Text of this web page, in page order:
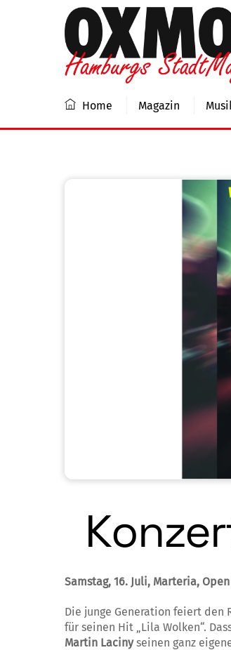
Home Magazin
Samstag, 16. Juli, Marteria,
Die junge Generation feiert den
für seinen Hit „Lila Wolken“.
Martin Lacinyseinen ganz